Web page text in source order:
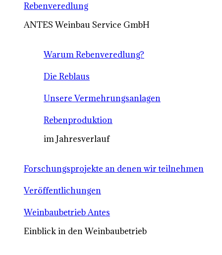
Rebenveredlung
ANTES Weinbau Service GmbH
Warum Rebenveredlung?
Die Reblaus
Unsere Vermehrungsanlagen
Rebenproduktion
im Jahresverlauf
Forschungsprojekte an denen wir teilnehmen
Veröffentlichungen
Weinbaubetrieb Antes
Einblick in den Weinbaubetrieb